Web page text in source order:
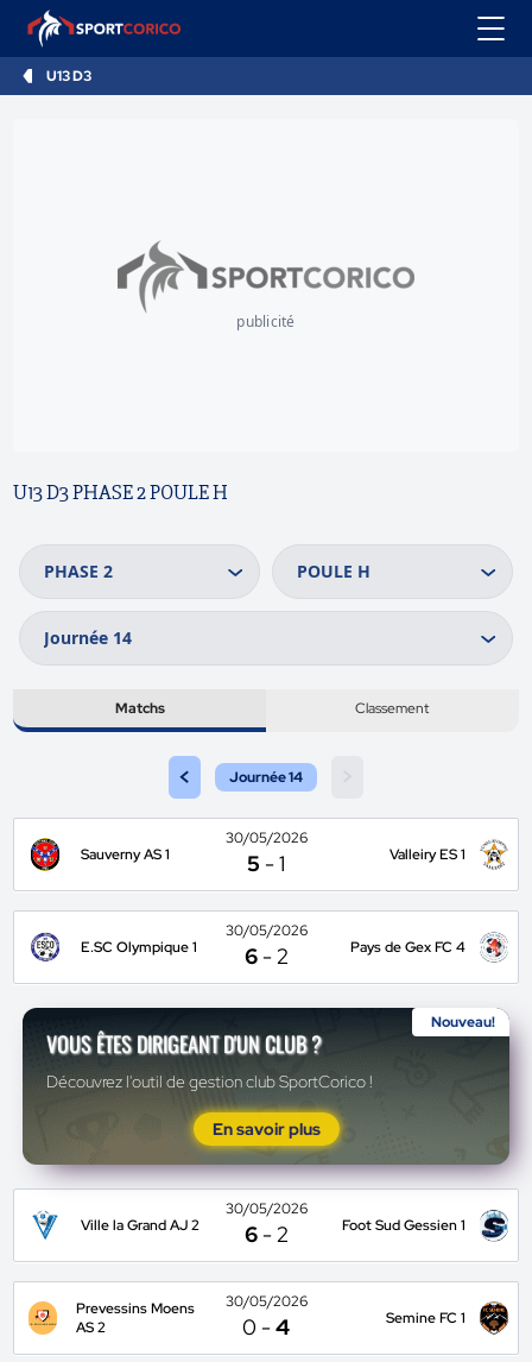
U13 D3
publicité
U13 D3 PHASE 2 POULE H
Matchs Classement
< Journée 14
Sauverny AS 1
30/05/2026
5 -1 Valleiry ES 1
E.SC Olympique 1
30/05/2026
6 -2 Pays de Gex FC 4
Nouveau!
VOUS ÊTES DIRIGEANT D'UN CLUB ?
Découvrez l'outil de gestion club SportCorico !
En savoir plus
Ville la Grand AJ 2
30/05/2026
6 -2 Foot Sud Gessien 1
Prevessins Moens
AS 2
30/05/2026
0 -4 Semine FC 1